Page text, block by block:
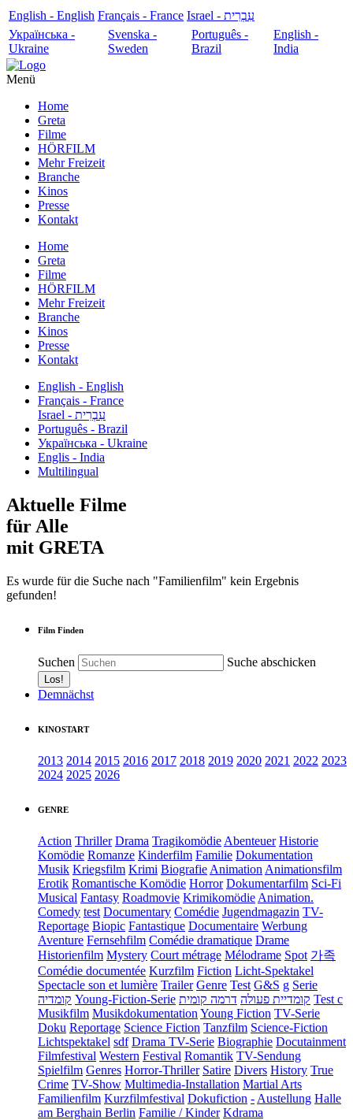
English - English Français - France
עִבְרִית - Israel
Українська -
Ukraine
Svenska -
Sweden
Português -
Brazil
English -
India
Menü
Home
Greta
Filme
HÖRFILM
Mehr Freizeit
Branche
Kinos
Presse
Kontakt
Home
Greta
Filme
HÖRFILM
Mehr Freizeit
Branche
Kinos
Presse
Kontakt
English - English
Français - France
עִבְרִית - Israel
Português - Brazil
Українська - Ukraine
Englis - India
Multilingual
Aktuelle Filme
für Alle
mit GRETA
Es wurde für die Suche nach "Familienfilm" kein Ergebnis
gefunden!
Film Finden
Suchen Suche abschicken
Demnächst
KINOSTART
2013 2014 2015 2016 2017 2018 2019 2020 2021 2022 2023
2024 2025 2026
GENRE
Action Thriller Drama Tragikomödie Abenteuer Historie
Komödie Romanze Kinderfilm Familie Dokumentation
Musik Kriegsfilm Krimi Biografie Animation Animationsfilm
Erotik Romantische Komödie Horror Dokumentarfilm Sci-Fi
Musical Fantasy Roadmovie Krimikomödie Animation.
Comedy test Documentary Comédie Jugendmagazin TV-
Reportage Biopic Fantastique Documentaire Werbung
Aventure Fernsehfilm Comédie dramatique Drame
Historienfilm Mystery Court métrage Mélodrame Spot 가족
Comédie documentée Kurzfilm Fiction Licht-Spektakel
Spectacle son et lumière Trailer Genre Test G&S g Serie
קומדיה Young-Fiction-Serie קומדיית פעולה דרמה קומית
Test c
Musikfilm Musikdokumentation Young Fiction TV-Serie
Doku Reportage Science Fiction Tanzfilm Science-Fiction
Lichtspektakel sdf Drama TV-Serie Biographie Docutainment
Filmfestival Western Festival Romantik TV-Sendung
Spielfilm Genres Horror-Thriller Satire Divers History True
Crime TV-Show Multimedia-Installation Martial Arts
Familienfilm Kurzfilmfestival Dokufiction - Austellung Halle
am Berghain Berlin Familie / Kinder Kdrama